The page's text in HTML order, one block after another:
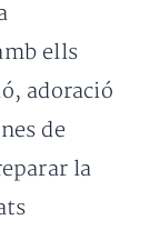
ells
adoració
de
la